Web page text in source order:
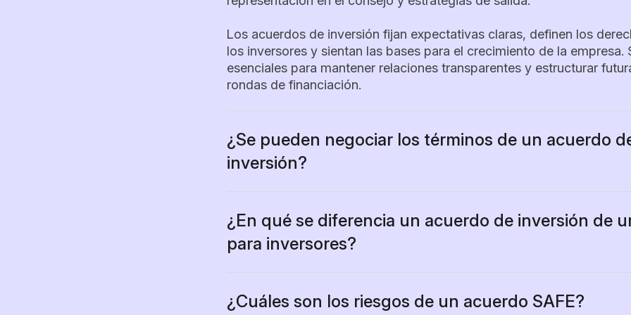
Los acuerdos de inversión fijan expectativas claras, definen los
los inversores y sientan las bases para el crecimiento de la empresa.
esenciales para mantener relaciones transparentes y estructurar
rondas de financiación.
¿Se pueden negociar los términos de un acuerdo
inversión?
términos antes de cerrarlo. Es habitual negociar cuestiones como la
valoración, la composición del consejo, las preferencias de
derechos de protección.
disposiciones principales. Factores como la tracción de la empresa, la
¿En qué se diferencia un acuerdo de inversión de
para inversores?
¿Cuáles son los riesgos de un acuerdo SAFE?